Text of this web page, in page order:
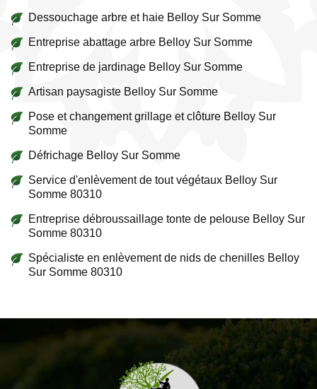
Dessouchage arbre et haie Belloy Sur Somme
Entreprise abattage arbre Belloy Sur Somme
Entreprise de jardinage Belloy Sur Somme
Artisan paysagiste Belloy Sur Somme
Pose et changement grillage et clôture Belloy Sur
Somme
Défrichage Belloy Sur Somme
Service d'enlèvement de tout végétaux Belloy Sur
Somme 80310
Entreprise débroussaillage tonte de pelouse Belloy Sur
Somme 80310
Spécialiste en enlèvement de nids de chenilles Belloy
Sur Somme 80310